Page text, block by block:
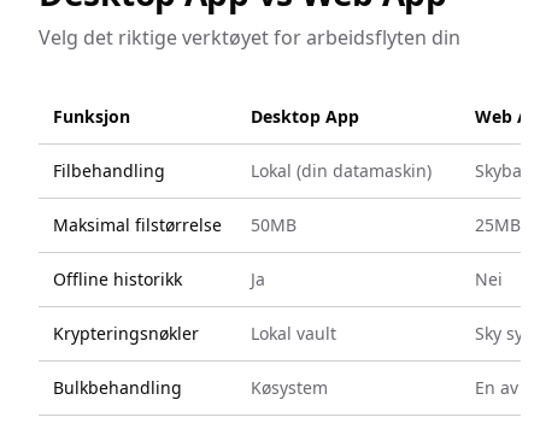
Velg det riktige verktøyet for arbeidsflyten din
Funksjon Desktop App Web
Filbehandling Lokal (din datamaskin)
Maksimal filstørrelse 50MB 25MB
Offline historikk Ja Nei
Krypteringsnøkler Lokal vault Sky
Bulkbehandling Køsystem En av